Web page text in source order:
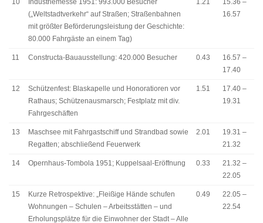
10
Industriemesse 1951: 993.000 Besucher
(„Weltstadtverkehr“ auf Straßen; Straßenbahnen
mit größter Beförderungsleistung der Geschichte:
80.000 Fahrgäste an einem Tag)
1.21
15.36 –
16.57
11 Constructa-Bauausstellung: 420.000 Besucher 0.43
16.57 –
17.40
12
Schützenfest: Blaskapelle und Honoratioren vor
Rathaus; Schützenausmarsch; Festplatz mit div.
Fahrgeschäften
1.51
17.40 –
19.31
13
Maschsee mit Fahrgastschiff und Strandbad sowie
Regatten; abschließend Feuerwerk
2.01
19.31 –
21.32
14 Opernhaus-Tombola 1951; Kuppelsaal-Eröffnung 0.33
21.32 –
22.05
15
Kurze Retrospektive: „Fleißige Hände schufen
Wohnungen – Schulen – Arbeitsstätten – und
Erholungsplätze für die Einwohner der Stadt – Alle
0.49
22.05 –
22.54